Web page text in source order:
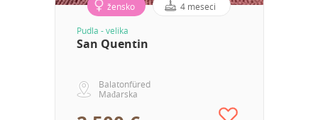
žensko 4 meseci
Pudla - velika
San Quentin
Balatonfüred
Mađarska